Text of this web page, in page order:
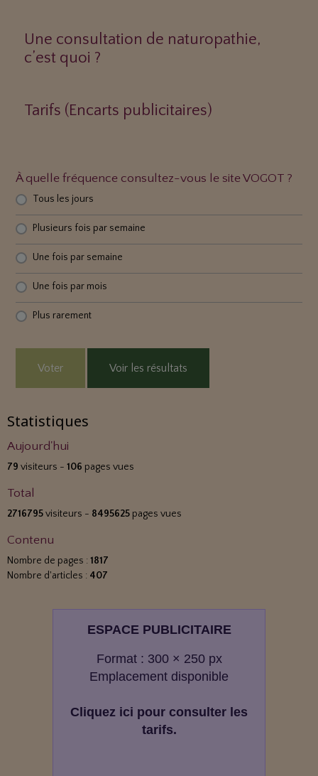
Une consultation de naturopathie,
c’est quoi ?
Tarifs (Encarts publicitaires)
À quelle fréquence consultez-vous le site VOGOT ?
Tous les jours
Plusieurs fois par semaine
Une fois par semaine
Une fois par mois
Plus rarement
Voter Voir les résultats
Statistiques
Aujourd'hui
79 visiteurs - 106 pages vues
Total
2716795visiteurs - 8495625 pages vues
Contenu
Nombre de pages : 1817
Nombre d'articles : 407
ESPACE PUBLICITAIRE
Format : 300 × 250 px
Emplacement disponible
Cliquez ici pour consulter les
tarifs.